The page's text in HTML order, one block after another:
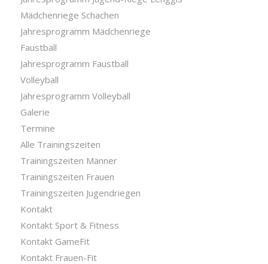
Mädchenriege Schachen
Jahresprogramm Mädchenriege
Faustball
Jahresprogramm Faustball
Volleyball
Jahresprogramm Volleyball
Galerie
Termine
Alle Trainingszeiten
Trainingszeiten Männer
Trainingszeiten Frauen
Trainingszeiten Jugendriegen
Kontakt
Kontakt Sport & Fitness
Kontakt GameFit
Kontakt Frauen-Fit